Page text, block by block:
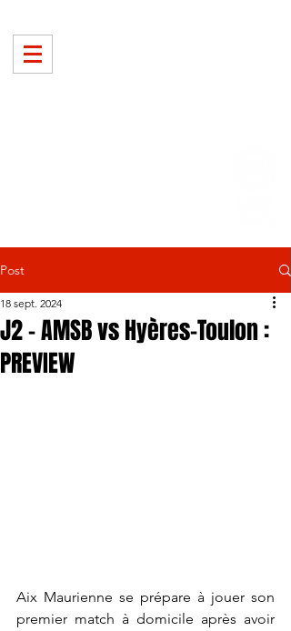
Post
J2 - AMSB vs Hyères-Toulon :
PREVIEW
18 sept. 2024
Aix Maurienne se prépare à jouer son
premier match à domicile après avoir